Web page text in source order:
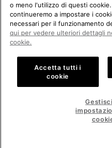
Italia
©2026Columbia Sportswear
Petit-Lancy Switzerland. Tutti i diritti
Politica sulla privacy Termini di
Condizioni Generali di Vendita
Public CBCR
Servizio clienti: Lun. - Ven. 9:00 - 13:00 &
SELEZIONA IL
Shopping
o meno l'utilizzo di questi
continueremo a impostare i
necessari per il funzionamento
qui per vedere ulteriori dettagli
cookie.
Accetta tutti i
cookie